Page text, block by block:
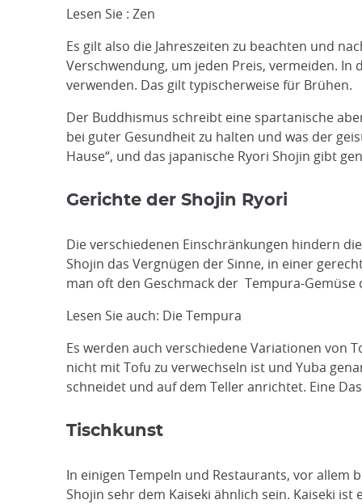
Lesen Sie : Zen
Es gilt also die Jahreszeiten zu beachten und
Verschwendung, um jeden Preis, vermeiden.
verwenden. Das gilt typischerweise für Brühen.
Der Buddhismus schreibt eine spartanische
bei guter Gesundheit zu halten und was der
Hause“, und das japanische Ryori Shojin gibt
Gerichte der Shojin Ryori
Die verschiedenen Einschränkungen hindern
Shojin das Vergnügen der Sinne, in einer
man oft den Geschmack der Tempura-
Lesen Sie auch: Die Tempura
Es werden auch verschiedene Variationen von
nicht mit Tofu zu verwechseln ist und Yuba
schneidet und auf dem Teller anrichtet. Eine
Tischkunst
In einigen Tempeln und Restaurants, vor allem
Shojin sehr dem Kaiseki ähnlich sein. Kaiseki